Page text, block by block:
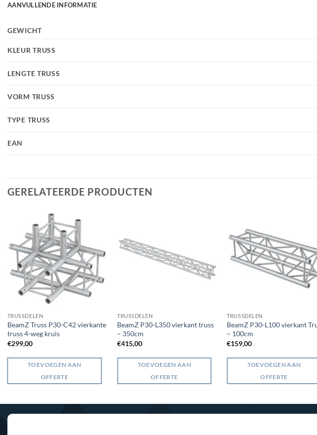
AANVULLENDE INFORMATIE
GEWICHT
KLEUR TRUSS
LENGTE TRUSS
VORM TRUSS
TYPE TRUSS
EAN
GERELATEERDE PRODUCTEN
TRUSSDELEN
BeamZ Truss P30-C42 vierkante
truss 4-weg kruis
€299,00
TOEVOEGEN AAN
OFFERTE
TRUSSDELEN
BeamZ P30-L350 vierkant truss
– 350cm
€415,00
TOEVOEGEN AAN
OFFERTE
TRUSSDELEN
BeamZ P30-L100 vierkant
– 100cm
€159,00
TOEVOEGEN AAN
OFFERTE